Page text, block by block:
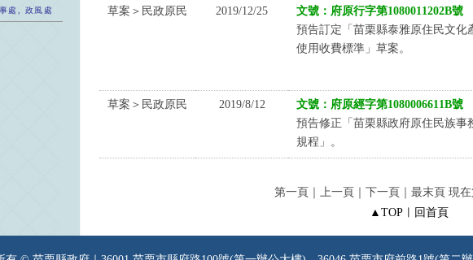
處, 政風處
草案＞民政原民 2019/12/25
文號：府原行字第1080011202B號
預告訂定「苗栗縣泰雅原住民文化
使用收費標準」草案。
草案＞民政原民 2019/8/12
文號：府原經字第1080006611B號
預告修正「苗栗縣政府原住民族事
規程」。
第一頁｜上一頁｜下一頁｜最末頁 現
▲TOP︱ 回首頁